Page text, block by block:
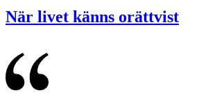
När livet känns orättvist